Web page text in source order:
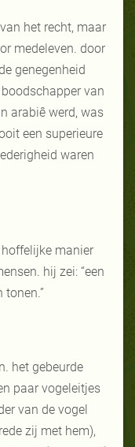
het recht, maar
medeleven. door
genegenheid
van
arabiê werd, was
een superieure
waren
manier
hij zei: “een
het gebeurde
paar vogeleitjes
van de vogel
zij met hem),